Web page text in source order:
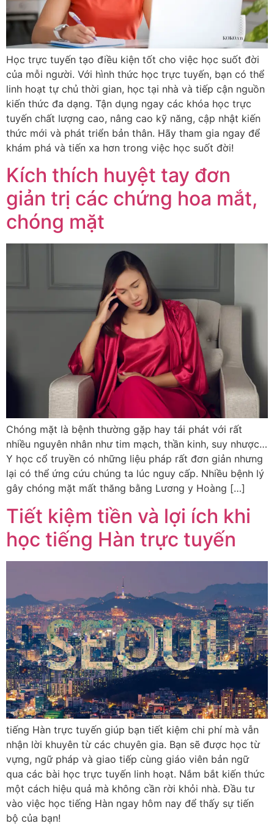
Học trực tuyến tạo điều kiện tốt cho việc học suốt đời
của mỗi người. Với hình thức học trực tuyến, bạn có thể
linh hoạt tự chủ thời gian, học tại nhà và tiếp cận nguồn
kiến thức đa dạng. Tận dụng ngay các khóa học trực
tuyến chất lượng cao, nâng cao kỹ năng, cập nhật kiến
thức mới và phát triển bản thân. Hãy tham gia ngay để
khám phá và tiến xa hơn trong việc học suốt đời!
Kích thích huyệt tay đơn
giản trị các chứng hoa mắt,
chóng mặt
Chóng mặt là bệnh thường gặp hay tái phát với rất
nhiều nguyên nhân như tim mạch, thần kinh, suy nhược…
Y học cổ truyền có những liệu pháp rất đơn giản nhưng
lại có thể ứng cứu chúng ta lúc nguy cấp. Nhiều bệnh lý
gây chóng mặt mất thăng bằng Lương y Hoàng […]
Tiết kiệm tiền và lợi ích khi
học tiếng Hàn trực tuyến
tiếng Hàn trực tuyến giúp bạn tiết kiệm chi phí mà vẫn
nhận lời khuyên từ các chuyên gia. Bạn sẽ được học từ
vựng, ngữ pháp và giao tiếp cùng giáo viên bản ngữ
qua các bài học trực tuyến linh hoạt. Nắm bắt kiến thức
một cách hiệu quả mà không cần rời khỏi nhà. Đầu tư
vào việc học tiếng Hàn ngay hôm nay để thấy sự tiến
bộ của bạn!